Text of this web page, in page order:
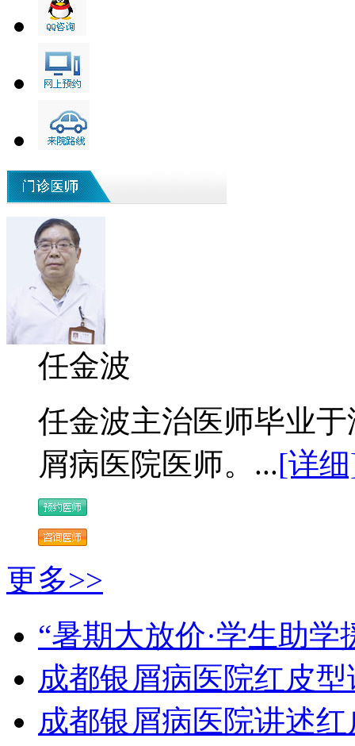
任金波
任金波主治医师毕业
屑病医院医师。...[详
更多>>
“暑期大放价·学生助学
成都银屑病医院红皮
成都银屑病医院讲述